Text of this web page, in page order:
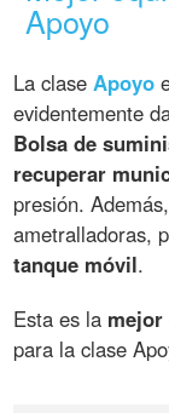
Apoyo
La clase Apoyo
evidentemente
Bolsa de
recuperar
presión.
ametralladoras,
tanque móvil.
Esta es la
para la clase